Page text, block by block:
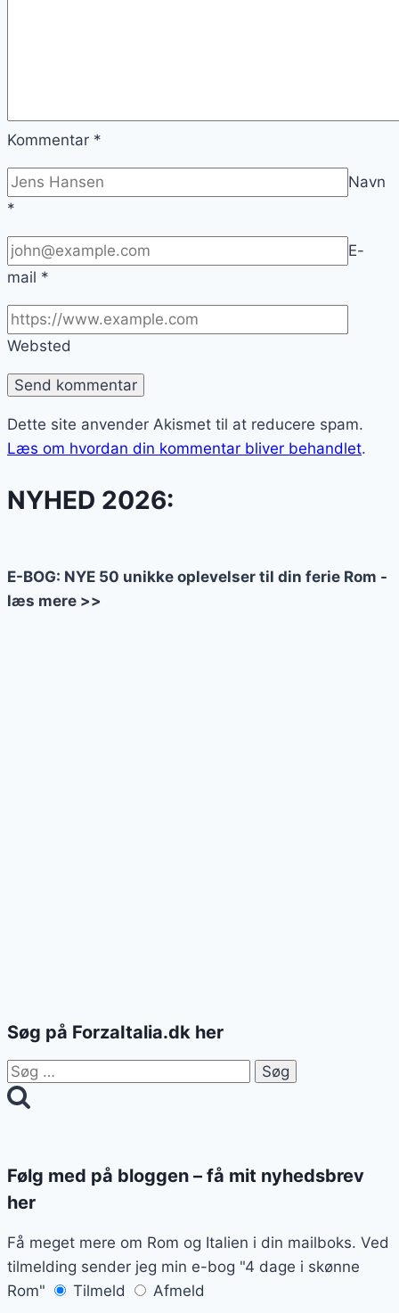
Kommentar *
Navn
*
E-
mail *
Websted
Dette site anvender Akismet til at reducere spam.
Læs om hvordan din kommentar bliver behandlet.
NYHED 2026:
E-BOG: NYE 50 unikke oplevelser til din ferie Rom -
læs mere >>
Søg på ForzaItalia.dk her
Søg
efter:
Følg med på bloggen – få mit nyhedsbrev
her
Få meget mere om Rom og Italien i din mailboks. Ved
tilmelding sender jeg min e-bog "4 dage i skønne
Rom"
Tilmeld Afmeld